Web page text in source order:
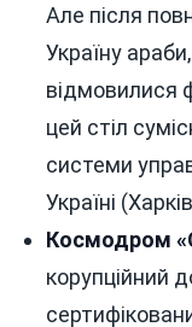
Але після
Україну
відмовилися
цей стіл
системи
Україні
Космодром
корупційний